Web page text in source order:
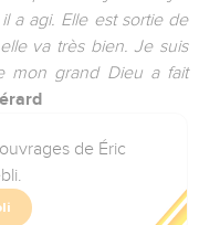
a agi. Elle est sortie de
va très bien. Je suis
mon grand Dieu a fait
de Éric